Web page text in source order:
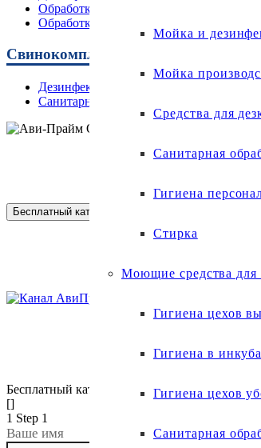
Мойка и
Мойка
Средства для
Санитарная
Гигиена
Стирка
Моющие средства для
Гигиена цехов
Гигиена в
Гигиена цехов
Санитарная
Обработка тушек птиц
Обработка яиц
Свинокомплексы
Дезинфекция АЧС
Санитарная обработка помещений
ООО «АВИ-ПРАЙМ» 220014 г. Минск,
Бесплатный каталог
Бесплатный каталог
[]
1 Step 1
Ваше имя